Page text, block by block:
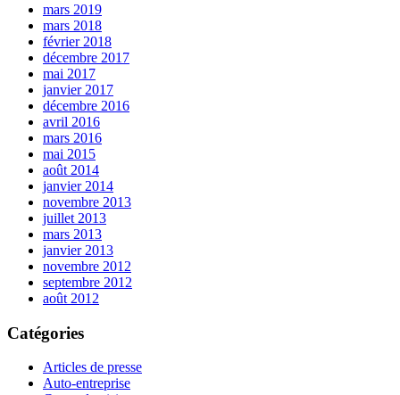
mars 2019
mars 2018
février 2018
décembre 2017
mai 2017
janvier 2017
décembre 2016
avril 2016
mars 2016
mai 2015
août 2014
janvier 2014
novembre 2013
juillet 2013
mars 2013
janvier 2013
novembre 2012
septembre 2012
août 2012
Catégories
Articles de presse
Auto-entreprise